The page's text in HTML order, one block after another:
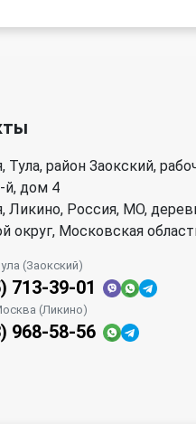
Тула, район Заокский,
й, дом 4
Ликино, Россия, МО,
округ, Московская
(Заокский)
713-39-01
(Ликино)
968-58-56